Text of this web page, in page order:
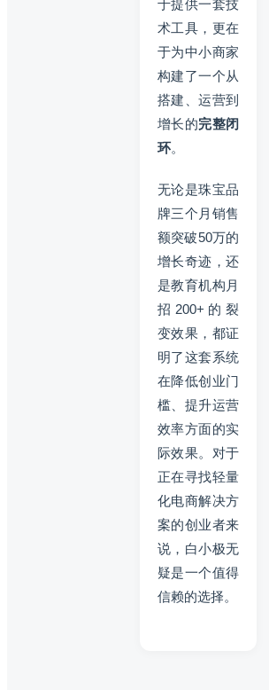
于提供一套技
术工具，更在
于为中小商家
构建了一个从
搭建、运营到
增长的完整闭
环。
无论是珠宝品
牌三个月销售
额突破50万的
增长奇迹，还
是教育机构月
招200+的裂
变效果，都证
明了这套系统
在降低创业门
槛、提升运营
效率方面的实
际效果。对于
正在寻找轻量
化电商解决方
案的创业者来
说，白小极无
疑是一个值得
信赖的选择。